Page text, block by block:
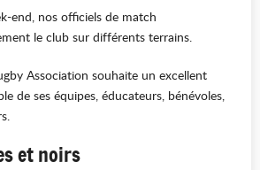
end, nos officiels de match
le club sur différents terrains.
Association souhaite un excellent
de ses équipes, éducateurs, bénévoles,
et noirs